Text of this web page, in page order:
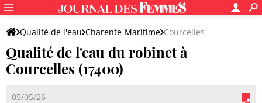
Qualité de l'eau Charente-Maritime Courcelles
Qualité de l'eau du robinet à
Courcelles (17400)
05/05/26